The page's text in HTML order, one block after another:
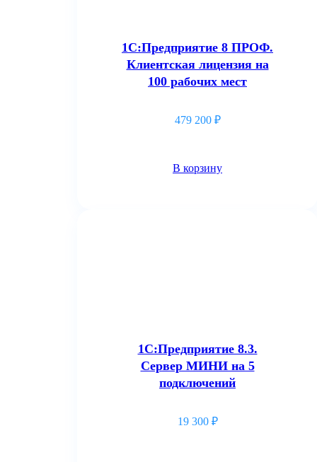
1С:Предприятие 8 ПРОФ.
Клиентская лицензия на
100 рабочих мест
479 200 ₽
В корзину
1С:Предприятие 8.3.
Сервер МИНИ на 5
подключений
19 300 ₽